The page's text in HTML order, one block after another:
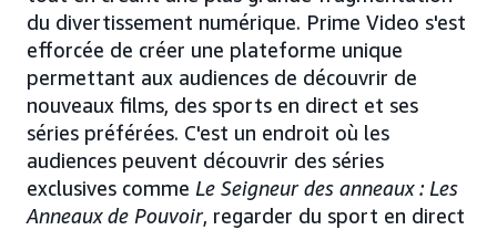
du divertissement numérique. Prime Video s'est
efforcée de créer une plateforme unique
permettant aux audiences de découvrir de
nouveaux films, des sports en direct et ses
séries préférées. C'est un endroit où les
audiences peuvent découvrir des séries
exclusives comme Le Seigneur des anneaux : Les
Anneaux de Pouvoir, regarder du sport en direct